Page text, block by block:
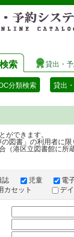
索 貸出・
分類検索 貸出
ができます。
図書」の利用者に限
（港区立図書館に所
誌 児童
電
カセット
デ